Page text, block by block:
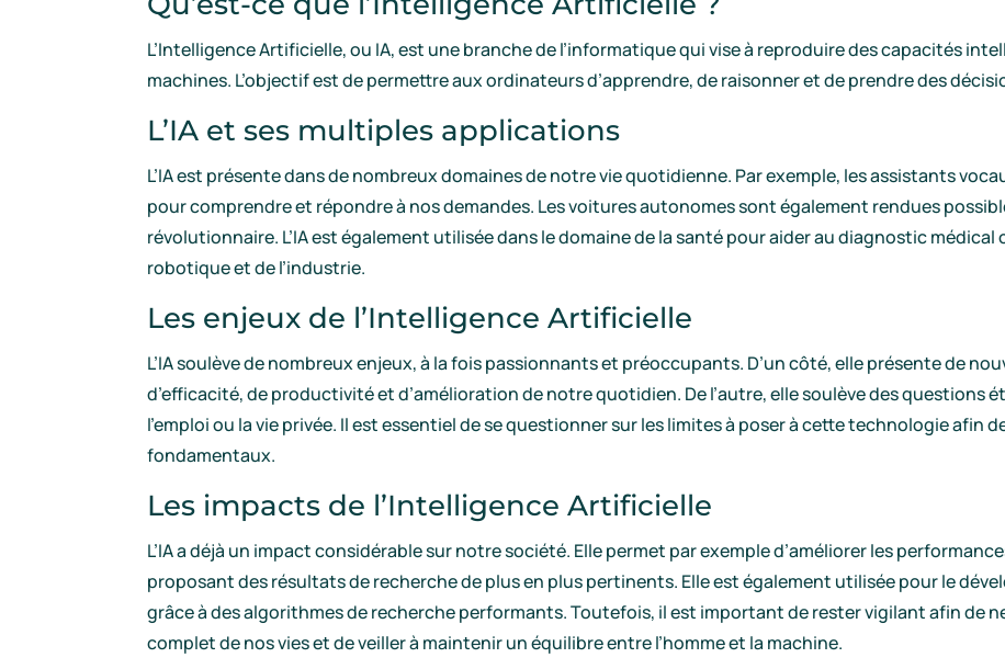
L’Intelligence Artificielle, ou IA, est une branche de l’informatique qui vise à reproduire des capacités
machines. L’objectif est de permettre aux ordinateurs d’apprendre, de raisonner et de prendre des
L’IA et ses multiples applications
L’IA est présente dans de nombreux domaines de notre vie quotidienne. Par exemple, les assistants
pour comprendre et répondre à nos demandes. Les voitures autonomes sont également rendues
révolutionnaire. L’IA est également utilisée dans le domaine de la santé pour aider au diagnostic médical
robotique et de l’industrie.
Les enjeux de l’Intelligence Artificielle
L’IA soulève de nombreux enjeux, à la fois passionnants et préoccupants. D’un côté, elle présente de
d’efficacité, de productivité et d’amélioration de notre quotidien. De l’autre, elle soulève des questions
l’emploi ou la vie privée. Il est essentiel de se questionner sur les limites à poser à cette technologie afin
fondamentaux.
Les impacts de l’Intelligence Artificielle
L’IA a déjà un impact considérable sur notre société. Elle permet par exemple d’améliorer les
proposant des résultats de recherche de plus en plus pertinents. Elle est également utilisée pour le
grâce à des algorithmes de recherche performants. Toutefois, il est important de rester vigilant afin de
complet de nos vies et de veiller à maintenir un équilibre entre l’homme et la machine.